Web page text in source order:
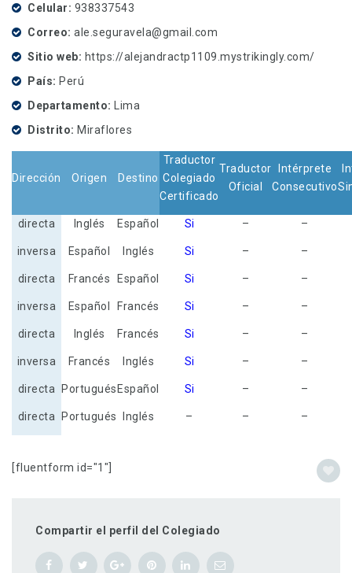
Celular
938337543
Correo ale.seguravela@gmail.com
Sitio web https://alejandractp1109.mystrikingly.com/
País Perú
Departamento Lima
Distrito Miraflores
Dirección Origen Destino
Traductor
Colegiado
Certificado
Traductor
Oficial
Intérprete
Consecutivo
directa Inglés Español Si – –
inversa Español Inglés Si – –
directa Francés Español Si – –
inversa Español Francés Si – –
directa Inglés Francés Si – –
inversa Francés Inglés Si – –
directa Portugués Español Si – –
directa Portugués Inglés – – –
[fluentform id="1"]
Compartir el perfil del Colegiado